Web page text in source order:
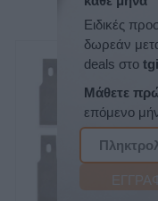
Ειδικές
δωρεάν
deals στο
Μάθετε
επόμενο